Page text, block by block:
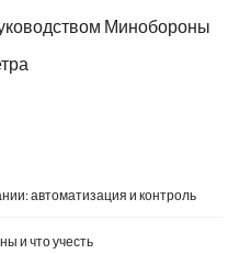
Минобороны
автоматизация и контроль
и что учесть